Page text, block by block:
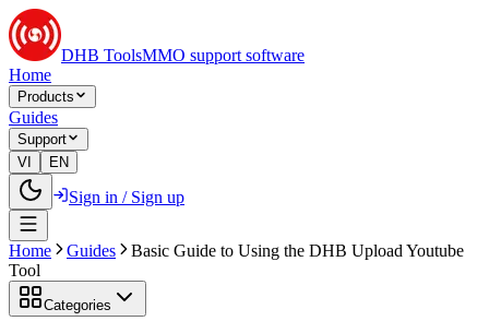
DHB ToolsMMO support software
Home
Products
Guides
Support
VI
EN
Sign in / Sign up
Home Guides
Basic Guide to Using the DHB Upload Youtube
Tool
Categories